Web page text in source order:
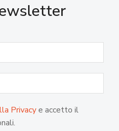
Privacye accetto il